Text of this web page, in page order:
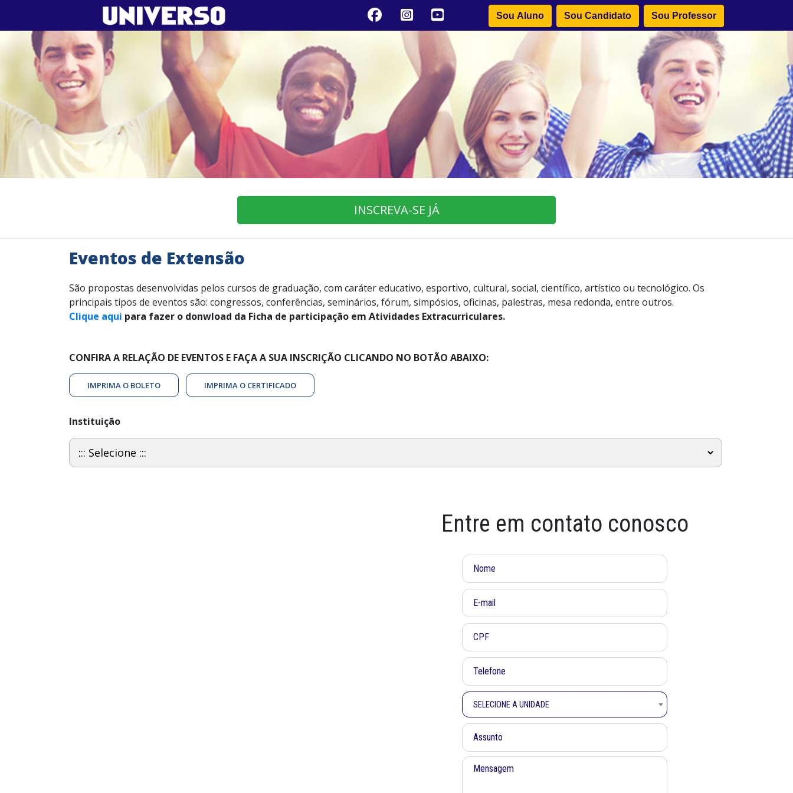
Sou Aluno Sou Candidato Sou Professor
INSCREVA-SE JÁ
Eventos de Extensão
São propostas desenvolvidas pelos cursos de graduação, com caráter educativo, esportivo, cultural, social, científico, artístico ou tecnológico. Os
principais tipos de eventos são: congressos, conferências, seminários, fórum, simpósios, oficinas, palestras, mesa redonda, entre outros.
Clique aqui para fazer o donwload da Ficha de participação em Atividades Extracurriculares.
CONFIRA A RELAÇÃO DE EVENTOS E FAÇA A SUA INSCRIÇÃO CLICANDO NO BOTÃO ABAIXO:
IMPRIMA O BOLETO IMPRIMA O CERTIFICADO
Instituição
Entre em contato conosco
SELECIONE A UNIDADE